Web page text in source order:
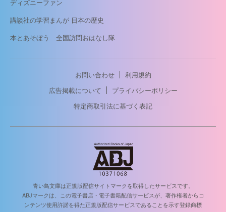
ディズニーファン
講談社の学習まんが 日本の歴史
本とあそぼう 全国訪問おはなし隊
お問い合わせ
利用規約
広告掲載について
プライバシーポリシー
特定商取引法に基づく表記
青い鳥文庫は正規版配信サイトマークを取得したサービスです。
ABJマークは、この電子書店・電子書籍配信サービスが、著作権者からコ
ンテンツ使用許諾を得た正規版配信サービスであることを示す登録商標